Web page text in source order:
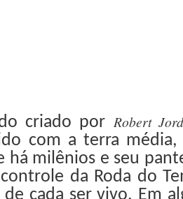
criado por Robert
com a terra média,
há milênios e seu
da Roda do
cada ser vivo. Em